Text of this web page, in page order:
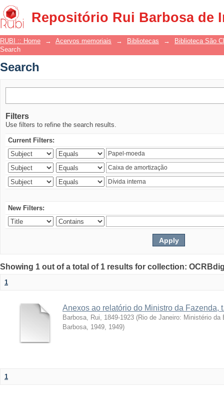
Repositório Rui Barbosa de
Search
RUBI :: Home → Acervos memoriais → Bibliotecas →
Biblioteca São
Search
Search
Filters
Use filters to refine the search results.
Current Filters:
New Filters:
Showing 1 out of a total of 1 results for collection:
1
Anexos ao relatório do Ministro da Fazenda,
Barbosa, Rui, 1849-1923 (Rio de Janeiro: Ministério
Barbosa, 1949, 1949)
1